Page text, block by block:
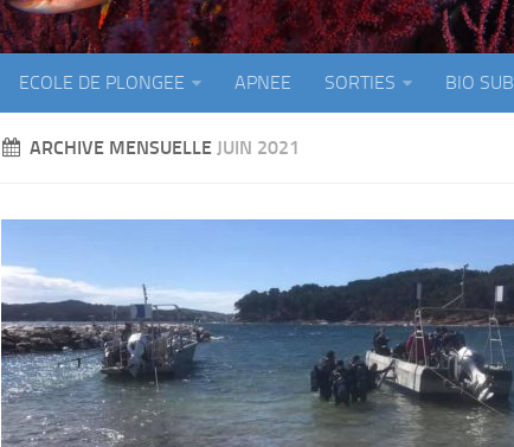
ECOLE DE PLONGEE APNEE SORTIES BIO SUB
ARCHIVE MENSUELLE JUIN 2021